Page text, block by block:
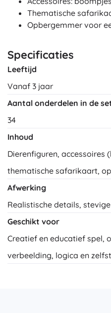
Thematische
Opbergemmer voor
Specificaties
Leeftijd
Vanaf 3 jaar
Aantal onderdelen in de
34
Inhoud
Dierenfiguren, accessoires
thematische safarikaart,
Afwerking
Realistische details,
Geschikt voor
Creatief en educatief spel,
verbeelding, logica en